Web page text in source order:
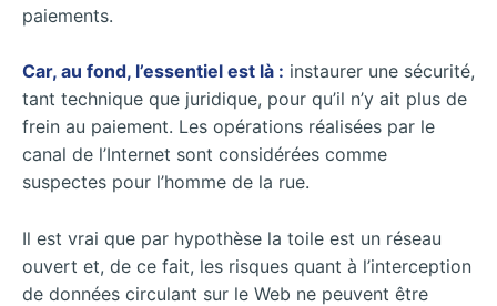
paiements.
Car, au fond, l’essentiel est là : instaurer une sécurité,
tant technique que juridique, pour qu’il n’y ait plus de
frein au paiement. Les opérations réalisées par le
canal de l’Internet sont considérées comme
suspectes pour l’homme de la rue.
Il est vrai que par hypothèse la toile est un réseau
ouvert et, de ce fait, les risques quant à l’interception
de données circulant sur le Web ne peuvent être